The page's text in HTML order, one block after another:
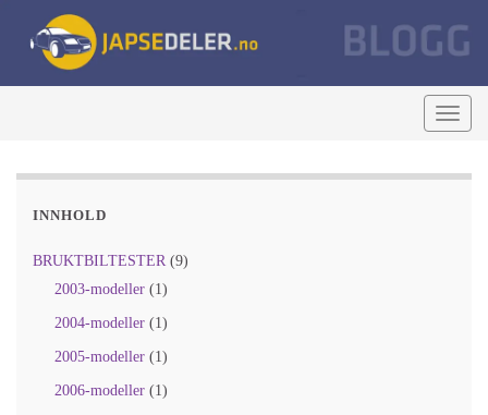
INNHOLD
BRUKTBILTESTER(9)
2003-modeller (1)
2004-modeller (1)
2005-modeller (1)
2006-modeller (1)